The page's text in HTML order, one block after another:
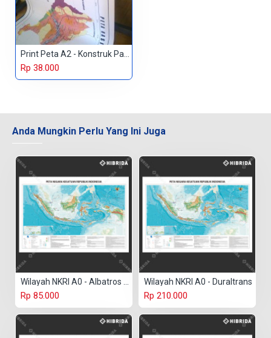
Print Peta A2 - Konstruk Paper 230 gr
Rp 38.000
Anda Mungkin Perlu Yang Ini Juga
Wilayah NKRI A0 - Albatros Paper
Rp 85.000
Wilayah NKRI A0 - Duraltrans
Rp 210.000